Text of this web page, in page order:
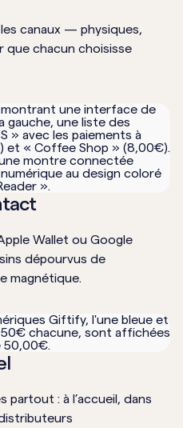
canaux — physiques,
chacun choisisse
Wallet ou Google
dépourvus de
magnétique.
partout : à l’accueil, dans